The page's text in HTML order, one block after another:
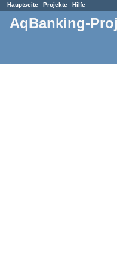
Hauptseite Projekte Hilfe
AqBanking-